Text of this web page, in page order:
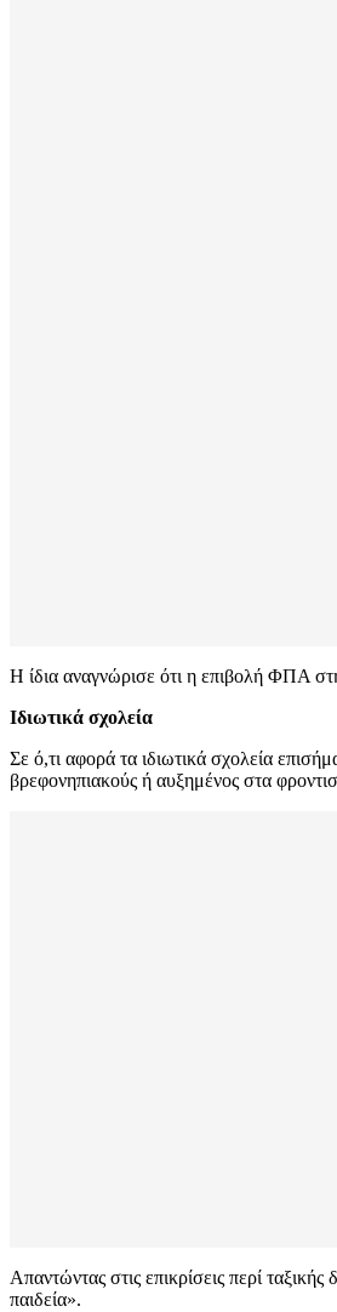
Η ίδια αναγνώρισε ότι η επιβολή ΦΠΑ
Ιδιωτικά σχολεία
Σε ό,τι αφορά τα ιδιωτικά σχολεία
βρεφονηπιακούς ή αυξημένος στα
Απαντώντας στις επικρίσεις περί
παιδεία».